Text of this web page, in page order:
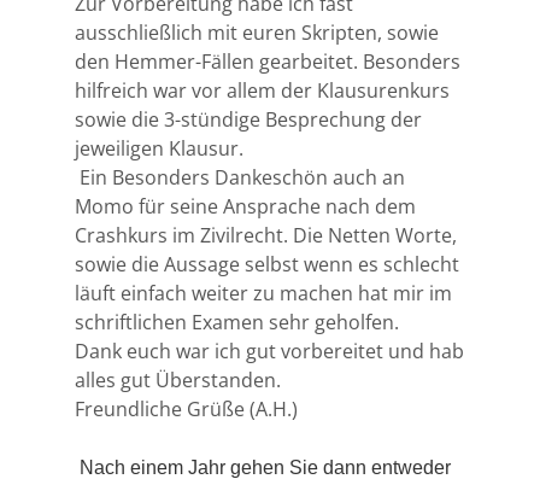
ausschließlich mit euren Skripten, sowie
den Hemmer-Fällen gearbeitet. Besonders
hilfreich war vor allem der Klausurenkurs
sowie die 3-stündige Besprechung der
jeweiligen Klausur.
Ein Besonders Dankeschön auch an
Momo für seine Ansprache nach dem
Crashkurs im Zivilrecht. Die Netten Worte,
sowie die Aussage selbst wenn es schlecht
läuft einfach weiter zu machen hat mir im
schriftlichen Examen sehr geholfen.
Dank euch war ich gut vorbereitet und hab
alles gut Überstanden.
Freundliche Grüße (A.H.)
Nach einem Jahr gehen Sie dann entweder